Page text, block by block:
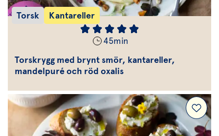
Torsk Kantareller
45min
Torskrygg med brynt smör, kantareller,
mandelpuré och röd oxalis